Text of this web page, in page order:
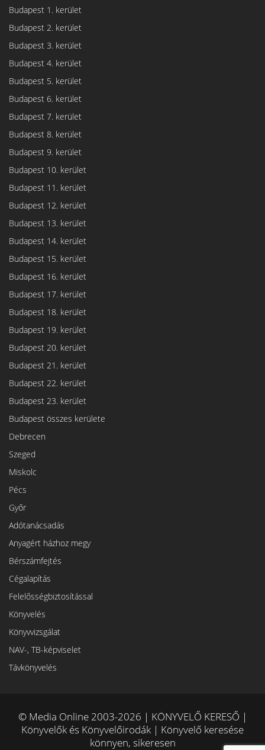
Budapest 1. kerület
Budapest 2. kerület
Budapest 3. kerület
Budapest 4. kerület
Budapest 5. kerület
Budapest 6. kerület
Budapest 7. kerület
Budapest 8. kerület
Budapest 9. kerület
Budapest 10. kerület
Budapest 11. kerület
Budapest 12. kerület
Budapest 13. kerület
Budapest 14. kerület
Budapest 15. kerület
Budapest 16. kerület
Budapest 17. kerület
Budapest 18. kerület
Budapest 19. kerület
Budapest 20. kerület
Budapest 21. kerület
Budapest 22. kerület
Budapest 23. kerület
Budapest összes kerülete
Debrecen
Szeged
Miskolc
Pécs
Győr
Adótanácsadás
Anyagért házhoz megy
Bérszámfejtés
Cégalapítás
Felelősségbiztosítással
Könyvelés
Könyvvizsgálat
NAV-, TB-képviselet
Távkönyvelés
© Media Online 2003-2026 | KÖNYVELŐ KERESŐ |
Könyvelők és Könyvelőirodák | Könyvelő keresése
könnyen, sikeresen